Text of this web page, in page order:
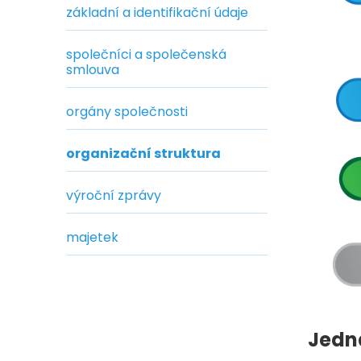
základní a identifikační údaje
společníci a společenská
smlouva
orgány společnosti
organizační struktura
výroční zprávy
majetek